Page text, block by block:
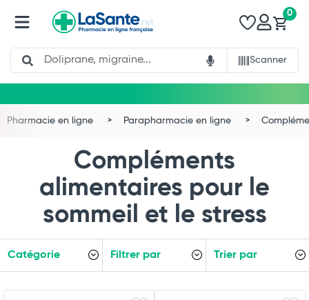
Search
Scanner
0
Pharmacie en ligne Parapharmacie en ligne
Compléments
alimentaires pour le
sommeil et le stress
Catégorie Filtrer par Trier par